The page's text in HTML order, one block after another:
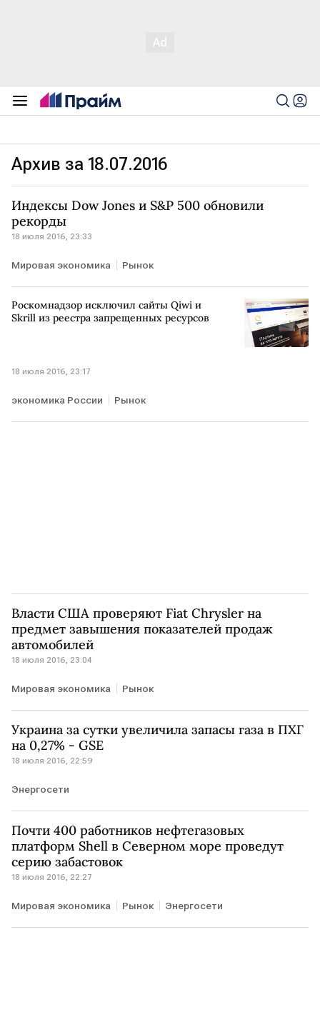
Архив за 18.07.2016
Индексы Dow Jones и S&P 500 обновили
рекорды
18 июля 2016, 23:33
Мировая экономика Рынок
Роскомнадзор исключил сайты Qiwi и
Skrill из реестра запрещенных ресурсов
18 июля 2016, 23:17
экономика России Рынок
Власти США проверяют Fiat Chrysler на
предмет завышения показателей продаж
автомобилей
18 июля 2016, 23:04
Мировая экономика Рынок
Украина за сутки увеличила запасы газа в ПХГ
на 0,27% - GSE
18 июля 2016, 22:59
Энергосети
Почти 400 работников нефтегазовых
платформ Shell в Северном море проведут
серию забастовок
18 июля 2016, 22:27
Мировая экономика Рынок Энергосети